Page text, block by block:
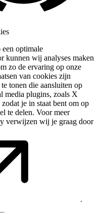
een optimale
kunnen wij analyses maken
zo de ervaring op onze
van cookies zijn
tonen die aansluiten op
media plugins, zoals X
je in staat bent om op
te delen. Voor meer
verwijzen wij je graag door
.